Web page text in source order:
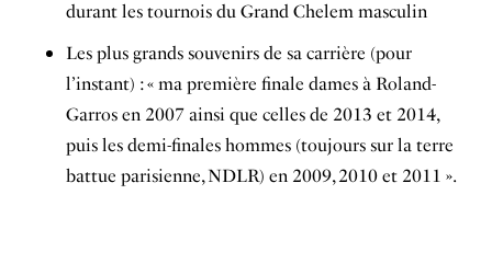
durant les tournois du Grand Chelem masculin
Les plus grands souvenirs de sa carrière (pour
l’instant) : « ma première finale dames à Roland-
Garros en 2007 ainsi que celles de 2013 et 2014,
puis les demi-finales hommes (toujours sur la terre
battue parisienne, NDLR) en 2009, 2010 et 2011 ».